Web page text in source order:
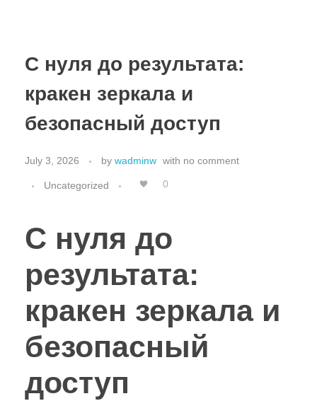
С нуля до результата:
кракен зеркала и
безопасный доступ
July 3, 2026 by wadminw with no comment
Uncategorized 0
С нуля до
результата:
кракен зеркала и
безопасный
доступ